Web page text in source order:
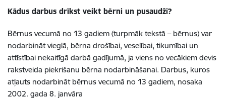
Kādus darbus drīkst veikt bērni un pusaudži?
Bērnus vecumā no 13 gadiem (turpmāk tekstā – bērnus) var
nodarbināt vieglā, bērna drošībai, veselībai, tikumībai un
attīstībai nekaitīgā darbā gadījumā, ja viens no vecākiem devis
rakstveida piekrišanu bērna nodarbināšanai. Darbus, kuros
atļauts nodarbināt bērnus vecumā no 13 gadiem, nosaka
2002. gada 8. janvāra